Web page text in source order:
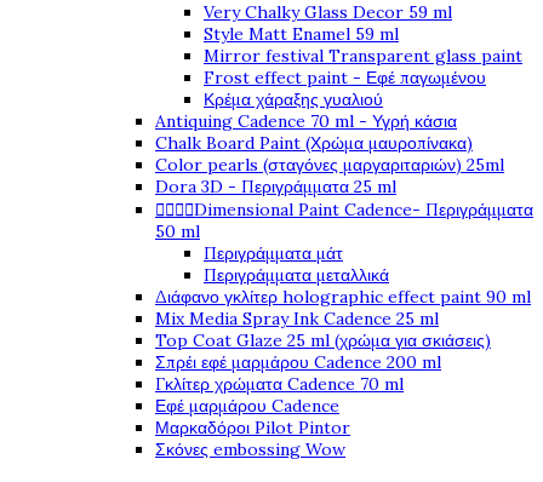
Very Chalky Glass Decor 59 ml
Style Matt Enamel 59 ml
Mirror festival Transparent glass paint
Frost effect paint - Εφέ παγωμένου
Κρέμα χάραξης γυαλιού
Antiquing Cadence 70 ml - Υγρή κάσια
Chalk Board Paint (Χρώμα μαυροπίνακα)
Color pearls (σταγόνες μαργαριταριών) 25ml
Dora 3D - Περιγράμματα 25 ml
Dimensional Paint Cadence- Περιγράμματα
50 ml
Περιγράμματα μάτ
Περιγράμματα μεταλλικά
Διάφανο γκλίτερ holographic effect paint 90 ml
Mix Media Spray Ink Cadence 25 ml
Top Coat Glaze 25 ml (χρώμα για σκιάσεις)
Σπρέι εφέ μαρμάρου Cadence 200 ml
Γκλίτερ χρώματα Cadence 70 ml
Εφέ μαρμάρου Cadence
Μαρκαδόροι Pilot Pintor
Σκόνες embossing Wow